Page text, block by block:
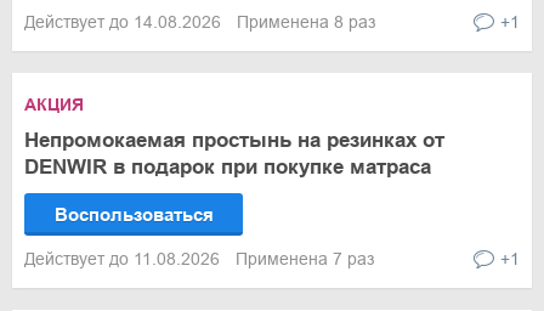
Действует до 14.08.2026 Применена 8 раз +1
АКЦИЯ
Непромокаемая простынь на резинках от
DENWIR в подарок при покупке матраса
Воспользоваться
Действует до 11.08.2026 Применена 7 раз +1